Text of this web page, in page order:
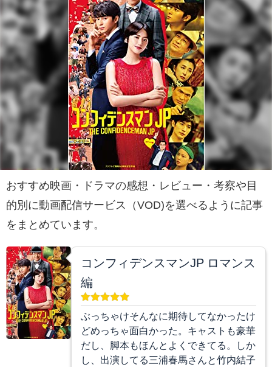
おすすめ映画・ドラマの感想・レビュー・考察や目
的別に動画配信サービス（VOD)を選べるように記事
をまとめています。
コンフィデンスマンJP ロマンス
編
ぶっちゃけそんなに期待してなかったけ
どめっちゃ面白かった。キャストも豪華
だし、脚本もほんとよくできてる。しか
し、出演してる三浦春馬さんと竹内結子